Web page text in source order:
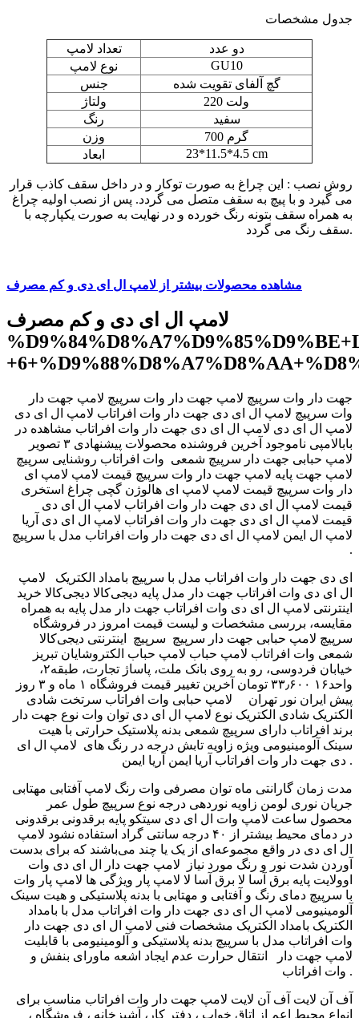
جدول مشخصات
تعداد لامپ
دو عدد
نوع لامپ
GU10
جنس
گچ آلفای تقویت شده
ولتاژ
220 ولت
رنگ
سفید
وزن
700 گرم
ابعاد
23*11.5*4.5 cm
روش نصب : این چراغ به صورت توکار و در داخل سقف کاذب قرار
می گیرد و با پیچ به سقف متصل می گردد. پس از نصب اولیه چراغ
به همراه سقف بتونه رنگ خورده و در نهایت به صورت یکپارچه با
سقف رنگ می گردد.
مشاهده محصولات بیشتر از لامپ ال ای دی و کم مصرف
لامپ ال ای دی و کم مصرف
جهت دار وات سرپیچ لامپ جهت دار وات سرپیچ لامپ جهت دار
وات سرپیچ لامپ ال ای دی جهت دار وات افراتاب لامپ ال ای دی
لامپ ال ای دی لامپ ال ای دی جهت دار وات افراتاب مشاهده در
بابالامپی ناموجود آخرین فروشنده محصولات پیشنهادی ۳ تصویر
لامپ حبابی جهت دار سرپیچ شمعی وات افراتاب روشنایی سرپیچ
پایه ‫لامپ جهت دار وات سرپیچ قیمت لامپ لامپ ای ‬‎ لامپ جهت
دار وات سرپیچ قیمت لامپ لامپ ای هالوژن گچی چراغ استخری
‫قیمت لامپ ال ای دی جهت دار وات افراتاب لامپ ال ای دی ‬‎
قیمت لامپ ال ای دی جهت دار وات افراتاب لامپ ال ای دی آریا
ایمن ‫لامپ ال ای دی جهت دار وات افراتاب مدل با سرپیچ ‬‎ لامپ ال
.
ای دی جهت دار وات افراتاب مدل با سرپیچ بامداد الکتریک لامپ
ال ای دی وات افراتاب جهت دار مدل پایه دیجی‌کالا دیجی‌کالا خرید
اینترنتی لامپ ال ای دی وات افراتاب جهت دار مدل پایه به همراه
مقایسه، بررسی مشخصات و لیست قیمت امروز در فروشگاه
اینترنتی دیجی‌کالا ‎ سرپیچ ‎ سرپیچ لامپ حبابی جهت دار سرپیچ
شمعی وات افراتاب لامپ حباب لامپ حباب الکتروشایان تبریز
خیابان فردوسی، رو به روی بانک ملت، پاساژ تجارت، طبقه۲،
واحد۱۶ ۳۳٫۶۰۰ تومان آخرین تغییر قیمت فروشگاه ۱ ماه و ۳ روز
پیش ایران نور تهران لامپ حبابی وات افراتاب سرتخت شادی
الکتریک شادی الکتریک نوع لامپ ال ای دی توان وات نوع جهت دار
برند افراتاب دارای سرپیچ شمعی بدنه پلاستیک حرارتی با هیت
سینک آلومینیومی ویژه زاویه تابش درجه در رنگ های لامپ ال ای
دی جهت دار وات افراتاب آریا ایمن آریا ایمن .
مدت زمان گارانتی ماه توان مصرفی وات رنگ لامپ آفتابی مهتابی
جریان نوری لومن زاویه نوردهی درجه نوع سرپیچ طول عمر
محصول ساعت لامپ وات ال ای دی سیتکو پایه برقدونی برقدونی
در دمای محیط بیشتر از ۴۰ درجه سانتی گراد استفاده نشود لامپ
ال ای دی در واقع مجموعه‌ای از یک یا چند می‌باشند که برای بدست
آوردن شدت نور و رنگ مورد نیاز لامپ جهت دار ال ای دی وات
اوولایت پایه برق آسا لا برق آسا لا لامپ پار ویژگی ها لامپ پار وات
با سرپیچ دمای رنگ و آفتابی و مهتابی با بدنه پلاستیکی و هیت سینک
آلومینیومی لامپ ال ای دی جهت دار وات افراتاب مدل با بامداد
الکتریک بامداد الکتریک مشخصات فنی لامپ ال ای دی جهت دار
وات افراتاب مدل با سرپیچ بدنه پلاستیکی و آلومینیومی با قابلیت
انتقال حرارت عدم ایجاد اشعه ماورای بنفش و ‎ لامپ جهت دار
وات افراتاب .
آف آن لایت آف آن لایت لامپ جهت دار وات افراتاب مناسب برای
انواع محیط اعم از اتاق خواب ، دفتر کار، آشپزخانه ، فروشگاه ،